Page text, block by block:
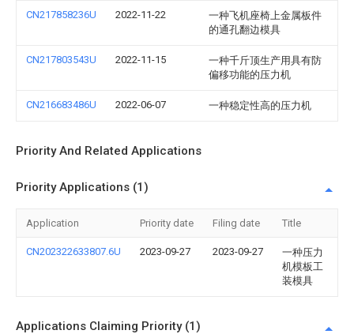
CN217858236U 2022-11-22
一种飞机座椅上金属板件
的通孔翻边模具
CN217803543U 2022-11-15
一种千斤顶生产用具有防
偏移功能的压力机
CN216683486U 2022-06-07 一种稳定性高的压力机
Priority And Related Applications
Priority Applications (1)
Application Priority date Filing date Title
CN202322633807.6U 2023-09-27 2023-09-27
一种压力
机模板工
装模具
Applications Claiming Priority (1)